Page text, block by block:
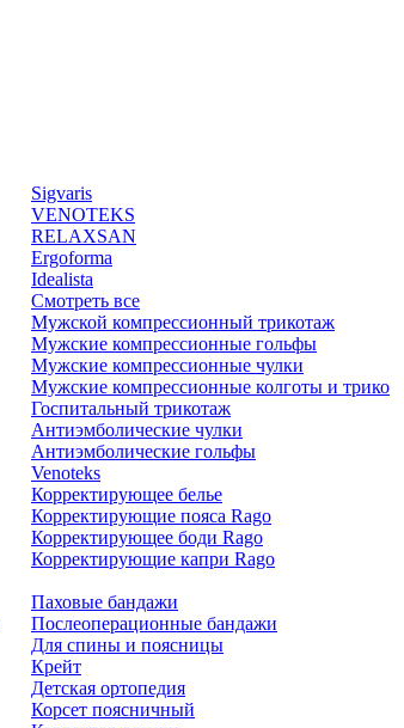
Sigvaris
VENOTEKS
RELAXSAN
Ergoforma
Idealista
Смотреть все
Мужской компрессионный трикотаж
Мужские компрессионные гольфы
Мужские компрессионные чулки
Мужские компрессионные колготы и трико
Госпитальный трикотаж
Антиэмболические чулки
Антиэмболические гольфы
Venoteks
Корректирующее белье
Корректирующие пояса Rago
Корректирующее боди Rago
Корректирующие капри Rago
Паховые бандажи
Послеоперационные бандажи
Для спины и поясницы
Крейт
Детская ортопедия
Корсет поясничный